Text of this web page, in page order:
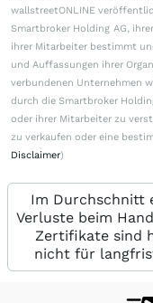
wallstreetONLINE
Smartbroker Holding AG,
ihrer Mitarbeiter bestimmt
und Auffassungen ihrer
verbundenen Unternehmen
durch die Smartbroker
oder ihrer Mitarbeiter zu
zu verkaufen oder eine
Disclaimer)
Im Durchschnitt
Verluste beim
Zertifikate sind
nicht für